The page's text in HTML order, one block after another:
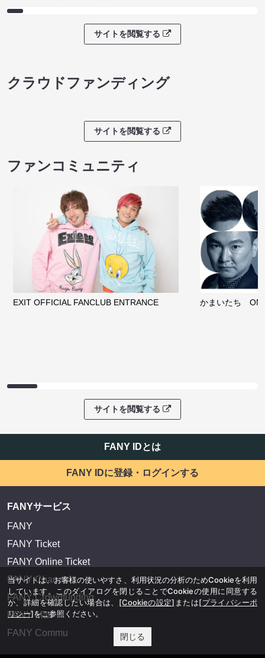
サイトを閲覧する
クラウドファンディング
サイトを閲覧する
ファンコミュニティ
EXIT OFFICIAL FANCLUB ENTRANCE かまいたち
サイトを閲覧する
FANY IDとは
FANY IDに登録・ログインする
FANYサービス
FANY
FANY Ticket
FANY Online Ticket
FANY Channel
FANY Crowdfunding
FANY Mall
FANY Commu
当サイトは、お客様の使いやすさ、利用状況の分析のためCookieを利用
しています。このダイアログを閉じることでCookieの使用に同意する
か、詳細を確認したい場合は、 [Cookieの設定] または[プライバシーポ
リシー]をご参照ください。
閉じる